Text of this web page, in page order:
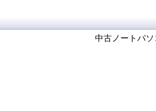
中古ノートパソ